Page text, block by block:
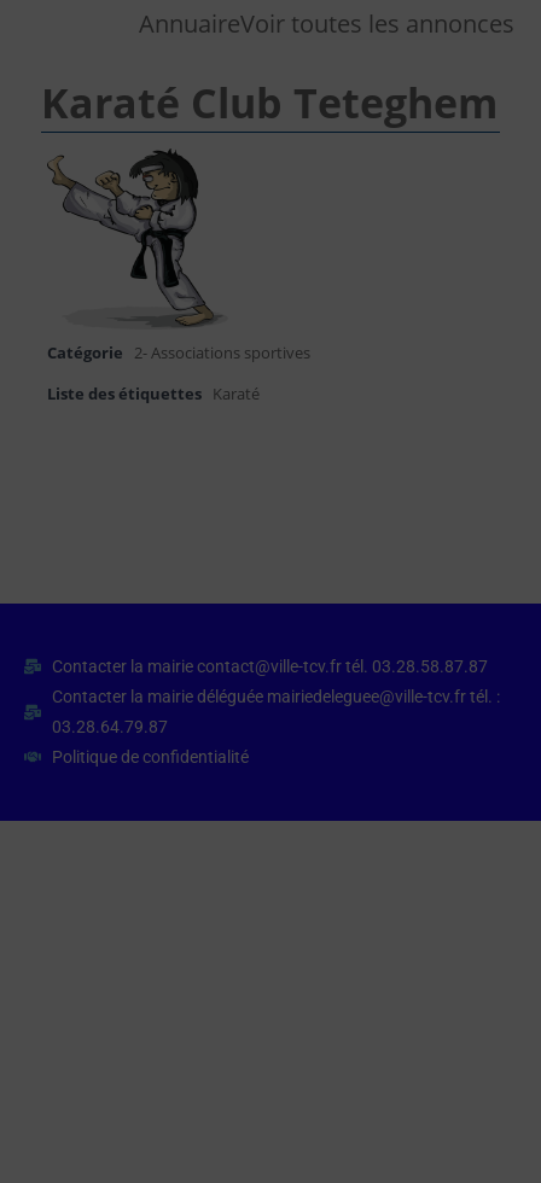
AnnuaireVoir toutes les annonces
Karaté Club Teteghem
Catégorie
2- Associations sportives
Liste des étiquettes Karaté
Contacter la mairie contact@ville-tcv.fr tél. 03.28.58.87.87
Contacter la mairie déléguée mairiedeleguee@ville-tcv.fr tél. :
03.28.64.79.87
Politique de confidentialité